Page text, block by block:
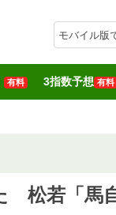
モバイル版
有料 3指数予想 有料
松若「馬